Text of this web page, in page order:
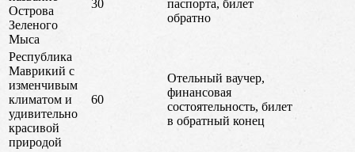
Острова
Зеленого
Мыса
30
паспорта, билет
обратно
Республика
Маврикий с
изменчивым
климатом и
удивительно
красивой
природой
60
Отельный ваучер,
финансовая
состоятельность, билет
в обратный конец